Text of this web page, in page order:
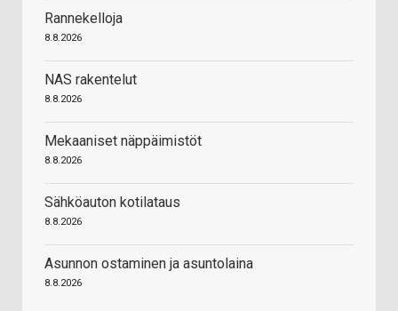
Rannekelloja
8.8.2026
NAS rakentelut
8.8.2026
Mekaaniset näppäimistöt
8.8.2026
Sähköauton kotilataus
8.8.2026
Asunnon ostaminen ja asuntolaina
8.8.2026